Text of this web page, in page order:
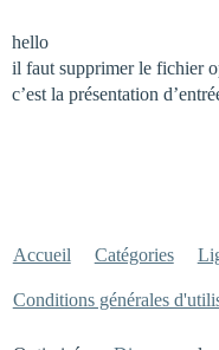
hello
il faut supprimer le fichier
c’est la présentation
Accueil Catégories
Conditions générales